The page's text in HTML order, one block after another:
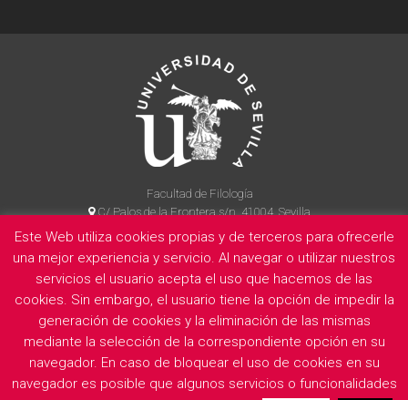
Facultad de Filología
C/ Palos de la Frontera s/n, 41004, Sevilla
954 55 14 90
La Facultad Información legal Politica de privacidad Cookies
E
Este Web utiliza cookies propias y de terceros para ofrecerle
una mejor experiencia y servicio. Al navegar o utilizar nuestros
servicios el usuario acepta el uso que hacemos de las
cookies. Sin embargo, el usuario tiene la opción de impedir la
generación de cookies y la eliminación de las mismas
mediante la selección de la correspondiente opción en su
navegador. En caso de bloquear el uso de cookies en su
navegador es posible que algunos servicios o funcionalidades